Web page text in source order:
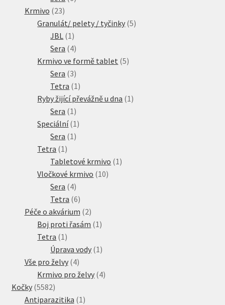
N&D Farmina pro psy — Italské holistic krmivo
Oblečky pro psy
Pamlsky pro psy
Pelíšky pro psy
Ortopedické pelíšky
Přepravky pro psy
Purizon pro psy — Vysoký obsah masa, bez obilovin
Royal Canin pro psy
Veterinární dieta pro psy
Vodítka a obojky
Wolf of Wilderness
Krmivo 2323
produktů
Granulát/ pelety / tyčinky 55
JBL 1 1
produkt
Sera 44
produkty
Krmivo ve formě tablet 55
Sera 33
produkty
Tetra 1 1
produkt
Ryby žijící převážně u dna 1 1
Sera 1 1
produkt
Speciální 1 1
Sera 1 1
Tetra 1 1
produkt
Tabletové krmivo 1 1
Vločkové krmivo 1010
Sera 44
produkty
Tetra 66
produktů
Péče o akvárium 22
produkty
Boj proti řasám 1 1
Tetra 1 1
produkt
Úprava vody 1 1
Vše pro želvy 44
produkty
Krmivo pro želvy 44
Kočky 55825582
produktů
Antiparazitika 1 1